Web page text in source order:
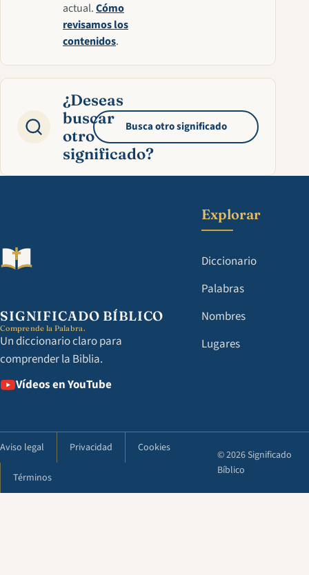
actual.Cómo
revisamos los
contenidos.
¿Deseas
buscar
otro
significado?
Busca otro significado
SIGNIFICADO BÍBLICO
Comprende la Palabra.
Un diccionario claro para
comprender la Biblia.
Vídeos en YouTube
Explorar
Diccionario
Palabras
Nombres
Lugares
Aviso legal Privacidad Cookies
Términos
© 2026 Significado
Bíblico